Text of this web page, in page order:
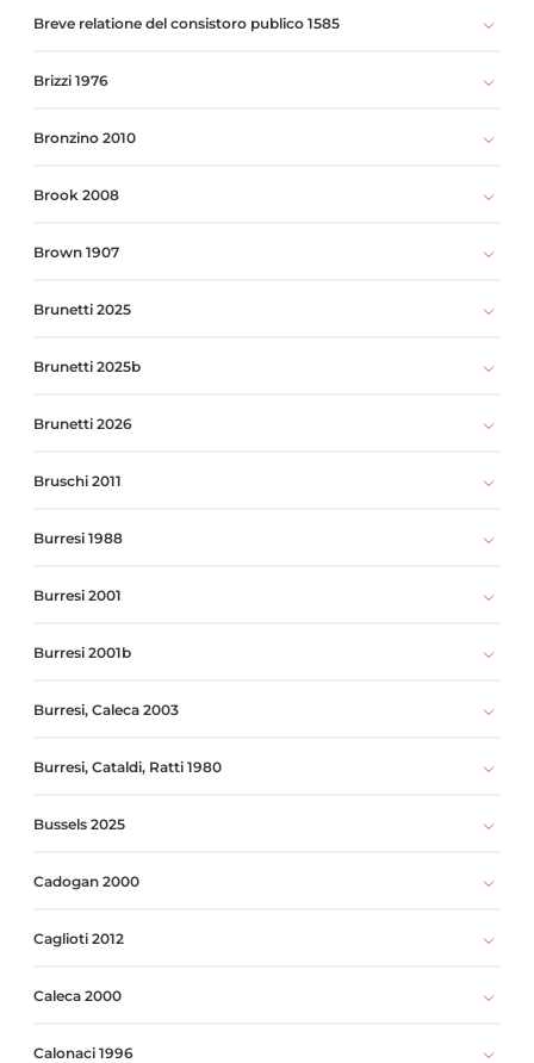
Breve relatione del consistoro publico 1585
Brizzi 1976
Bronzino 2010
Brook 2008
Brown 1907
Brunetti 2025
Brunetti 2025b
Brunetti 2026
Bruschi 2011
Burresi 1988
Burresi 2001
Burresi 2001b
Burresi, Caleca 2003
Burresi, Cataldi, Ratti 1980
Bussels 2025
Cadogan 2000
Caglioti 2012
Caleca 2000
Calonaci 1996